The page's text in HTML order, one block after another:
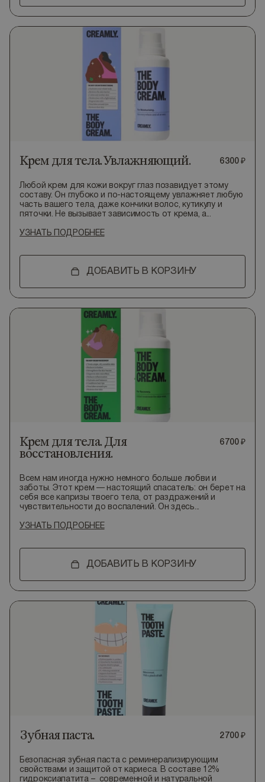
Крем для тела. Увлажняющий. 6300₽
Любой крем для кожи вокруг глаз позавидует этому
составу. Он глубоко и по-настоящему увлажняет любую
часть вашего тела, даже кончики волос, кутикулу и
пяточки. Не вызывает зависимость от крема, а...
УЗНАТЬ ПОДРОБНЕЕ
ДОБАВИТЬ В КОРЗИНУ
Крем для тела. Для
восстановления.
6 700₽
Всем нам иногда нужно немного больше любви и
заботы. Этот крем — настоящий спасатель: он берет на
себя все капризы твоего тела, от раздражений и
чувствительности до воспалений. Он здесь...
УЗНАТЬ ПОДРОБНЕЕ
ДОБАВИТЬ В КОРЗИНУ
Зубная паста. 2 700₽
Безопасная зубная паста с реминерализирующим
свойствами и защитой от кариеса. В составе 12%
гидроксиапатита – современной и натуральной